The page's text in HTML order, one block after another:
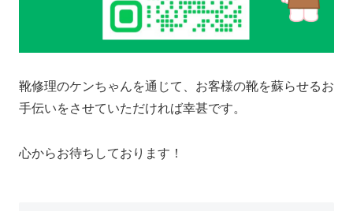
靴修理のケンちゃんを通じて、お客様の靴を蘇らせるお
手伝いをさせていただければ幸甚です。
心からお待ちしております！